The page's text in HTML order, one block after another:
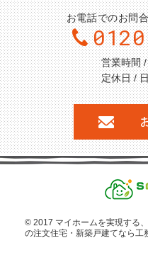
お電話でのお問
営業時間
定休日
© 2017 マイホームを実現する
の注文住宅・新築戸建てなら工